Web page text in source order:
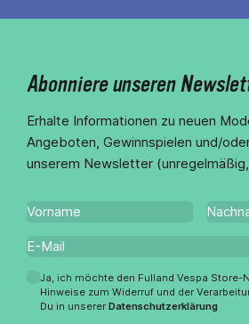
Abonniere unseren
Erhalte Informationen zu neuen
Angeboten, Gewinnspielen und/
unserem Newsletter
Ja, ich möchte den Fulland Vespa Store-
Hinweise zum Widerruf und der
Du in unserer Datenschutzerklärung